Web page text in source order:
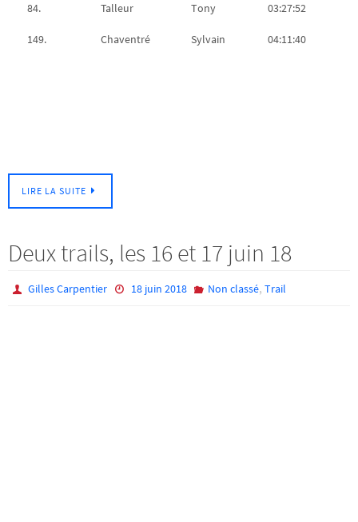
84. Talleur Tony 03:27:52
149. Chaventré Sylvain 04:11:40
LIRE LA SUITE
Deux trails, les 16 et 17 juin 18
Gilles Carpentier 18 juin 2018 Non classé, Trail